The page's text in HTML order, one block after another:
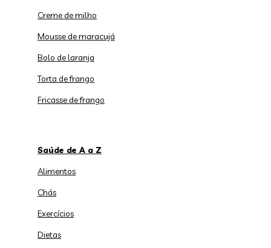
Creme de milho
Mousse de maracujá
Bolo de laranja
Torta de frango
Fricasse de frango
Saúde de A a Z
Alimentos
Chás
Exercícios
Dietas